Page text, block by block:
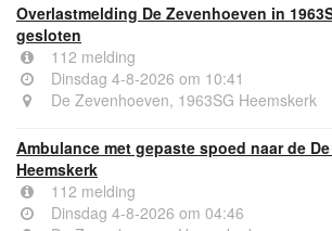
Overlastmelding De Zevenhoeven in
gesloten
112 melding
Dinsdag 4-8-2026 om 10:41
De Zevenhoeven, 1963SG Heemskerk
Ambulance met gepaste spoed naar de
Heemskerk
112 melding
Dinsdag 4-8-2026 om 04:46